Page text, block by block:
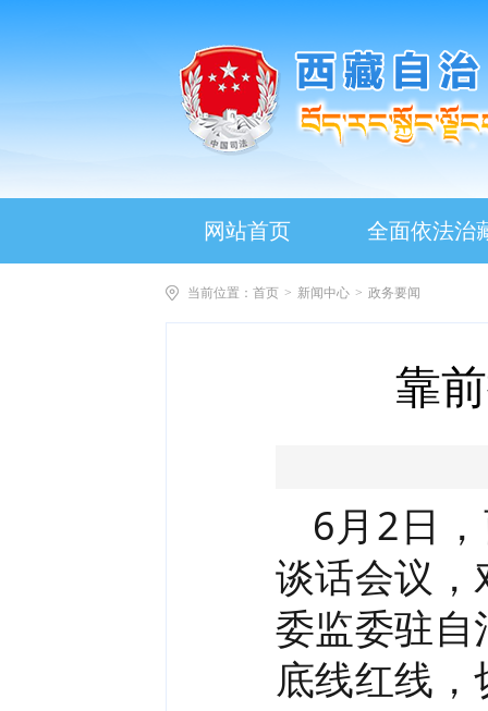
网站首页 全面依法治
当前位置： 首页 > 新闻中心 > 政务要闻
靠
6月2日
谈话会议
委监委驻
底线红线，